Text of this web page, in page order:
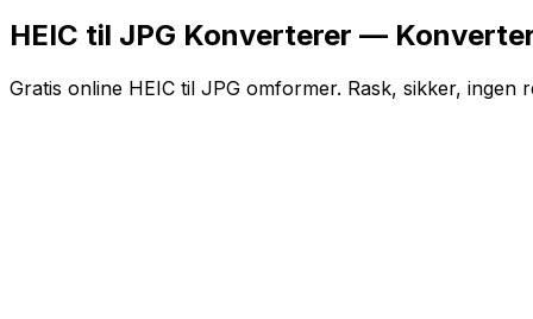
HEIC til JPG Konverterer —
Gratis online HEIC til JPG omformer. Rask, sikker, ingen